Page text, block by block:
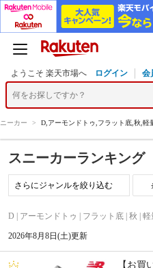
ようこそ 楽天市場へ ログイン 会
ーカー > D,アーモンドトゥ,フラット底,秋,軽
スニーカーランキング
D | アーモンドトゥ | フラット底 | 秋 |
2026年8月8日(土)更新
【お買